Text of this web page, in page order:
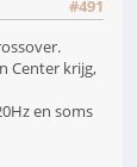
#491
Center krijg,
en soms